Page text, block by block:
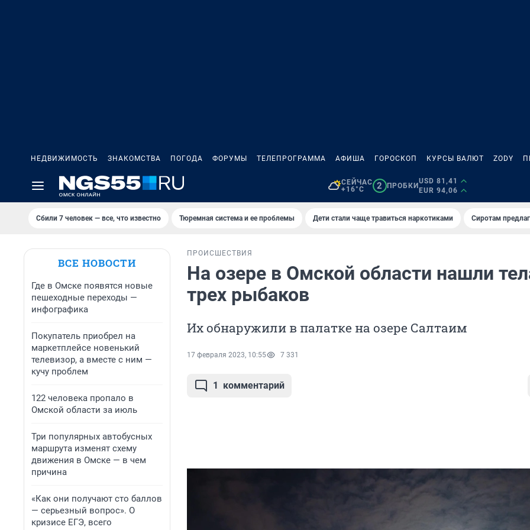
НЕДВИЖИМОСТЬ ЗНАКОМСТВА ПОГОДА ФОРУМЫ ТЕЛЕПРОГРАММА АФИША ГОРОСКОП КУРСЫ ВАЛЮТ ZODY
СЕЙЧАС
+16°C
2 ПРОБКИ
USD 81,41
EUR 94,06
Сбили 7 человек — все, что известно Тюремная система и ее проблемы Дети стали чаще травиться наркотиками Сиротам
ВСЕ НОВОСТИ
Где в Омске появятся новые
пешеходные переходы —
инфографика
Покупатель приобрел на
маркетплейсе новенький
телевизор, а вместе с ним —
кучу проблем
122 человека пропало в
Омской области за июль
Три популярных автобусных
маршрута изменят схему
движения в Омске — в чем
причина
«Как они получают сто баллов
— серьезный вопрос». О
кризисе ЕГЭ, всего
ПРОИСШЕСТВИЯ
На озере в Омской области нашли
трех рыбаков
Их обнаружили в палатке на озере Салтаим
17 февраля 2023, 10:55 7 331
1 комментарий